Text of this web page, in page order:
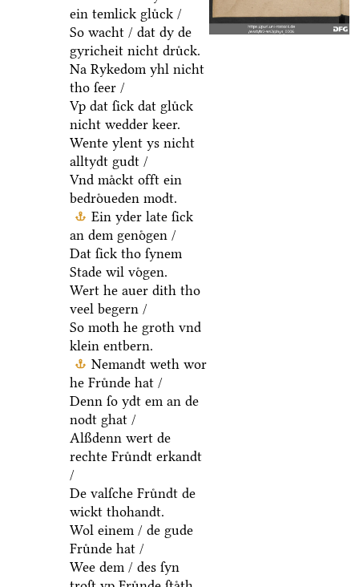
ein temlick gluͤck /
So wacht / dat dy de
gyricheit nicht druͤck.
Na Rykedom yhl nicht
tho ſeer /
Vp dat ſick dat gluͤck
nicht wedder keer.
Wente ylent ys nicht
alltydt gudt /
Vnd maͤckt offt ein
bedroͤueden modt.
Ein yder late ſick
an dem genoͤgen /
Dat ſick tho ſynem
Stade wil voͤgen.
Wert he auer dith tho
veel begern /
So moth he groth vnd
klein entbern.
Nemandt weth wor
he Fruͤnde hat /
Denn ſo ydt em an de
nodt ghat /
Alßdenn wert de
rechte Fruͤndt erkandt
/
De valſche Fruͤndt de
wickt thohandt.
Wol einem / de gude
Fruͤnde hat /
Wee dem / des ſyn